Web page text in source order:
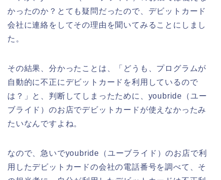
かったのか？とても疑問だったので、デビットカード
会社に連絡をしてその理由を聞いてみることにしまし
た。
その結果、分かったことは、「どうも、プログラムが
自動的に不正にデビットカードを利用しているので
は？」と、判断してしまったために、youbride（ユー
ブライド）のお店でデビットカードが使えなかったみ
たいなんですよね。
なので、急いでyoubride（ユーブライド）のお店で利
用したデビットカードの会社の電話番号を調べて、そ